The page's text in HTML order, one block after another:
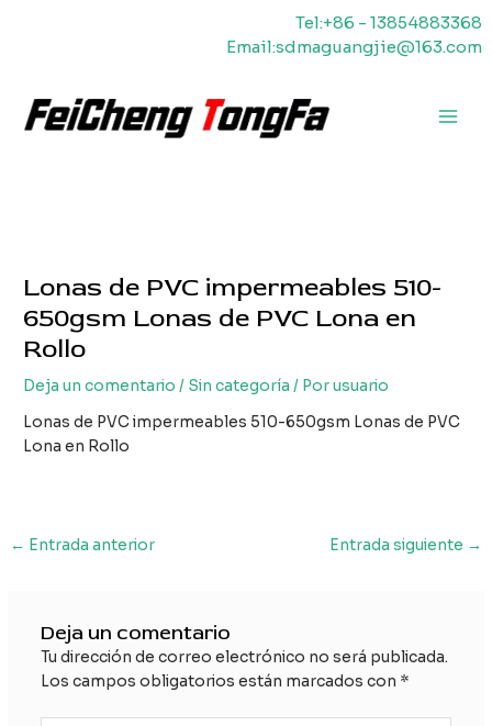
Tel:+86 - 13854883368
Email:sdmaguangjie@163.com
Lonas de PVC impermeables 510-
650gsm Lonas de PVC Lona en
Rollo
Deja un comentario / Sin categoría / Porusuario
Lonas de PVC impermeables 510-650gsm Lonas de PVC
Lona en Rollo
Navegación
← Entrada anterior Entrada siguiente →
Deja un comentario
Tu dirección de correo electrónico no será publicada.
Los campos obligatorios están marcados con *